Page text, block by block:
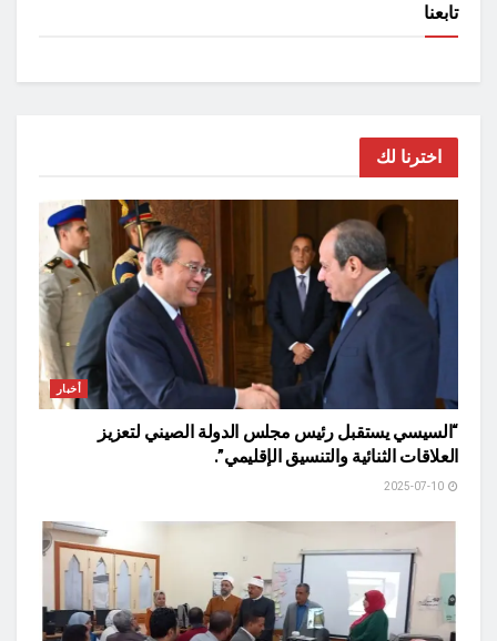
تابعنا
اخترنا لك
أخبار
“السيسي يستقبل رئيس مجلس الدولة الصيني لتعزيز
العلاقات الثنائية والتنسيق الإقليمي”.